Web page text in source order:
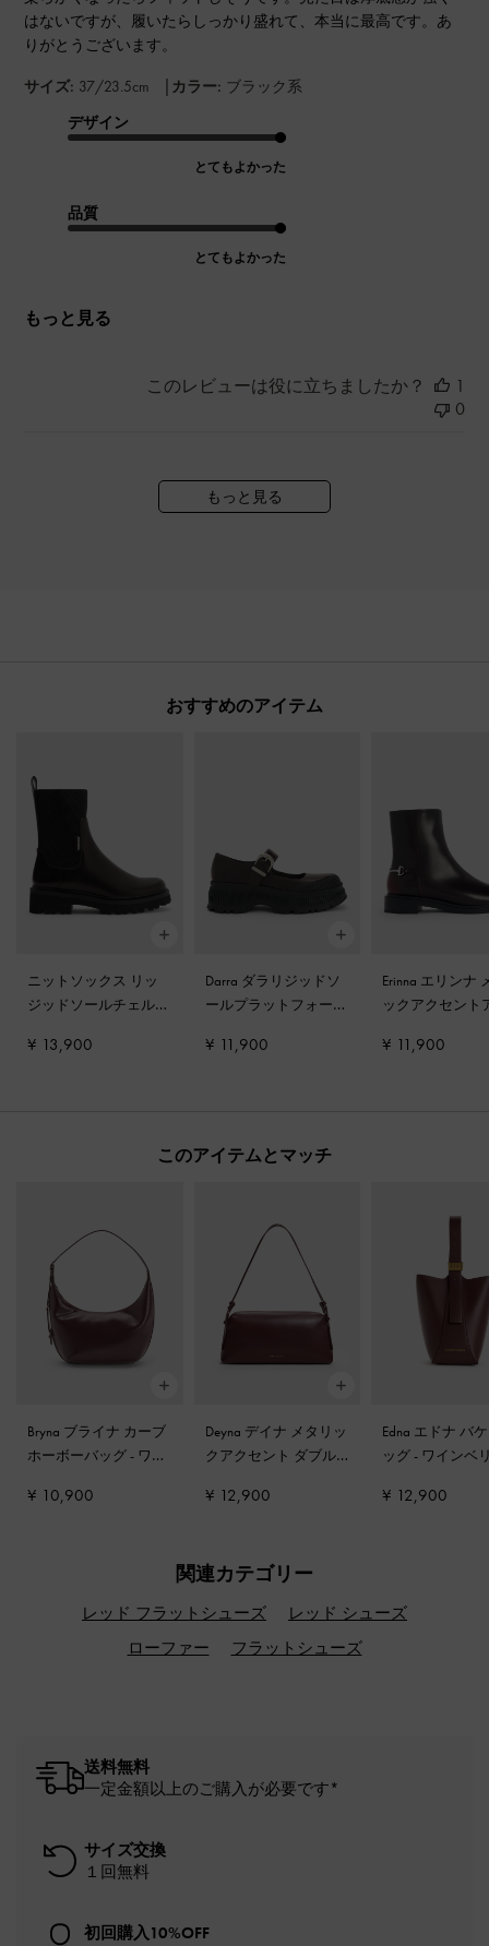
はないですが、履いたらしっかり盛れて、本当に最高です。あ
りがとうございます。
サイズ: 37/23.5cm | カラー: ブラック系
デザイン
とてもよかった
品質
とてもよかった
もっと見る
このレビューは役に立ちましたか？
1
0
もっと見る
おすすめのアイテム
ニットソックス リッ
ジッドソールチェルシ
ィ
¥ 13,900
Darra ダラリジッドソ
ールプラットフォーム
ガンディ
¥ 11,900
Erinna エリンナ
ックアクセント
ィ
¥ 11,900
このアイテムとマッチ
Bryna ブライナ カーブ
ホーボーバッグ- ワイ
¥ 10,900
Deyna デイナ メタリッ
クアクセント ダブル
バッグ -ワインベリー
¥ 12,900
Edna エドナ バ
ッグ- ワインベ
¥ 12,900
関連カテゴリー
レッド フラットシューズ
レッド シューズ
ローファー
フラットシューズ
送料無料
一定金額以上のご購入が必要です*
サイズ交換
１回無料
初回購入10%OFF